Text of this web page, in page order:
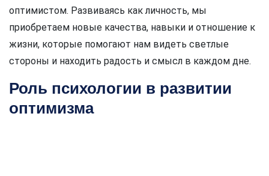
оптимистом. Развиваясь как личность, мы
приобретаем новые качества, навыки и отношение к
жизни, которые помогают нам видеть светлые
стороны и находить радость и смысл в каждом дне.
Роль психологии в развитии
оптимизма